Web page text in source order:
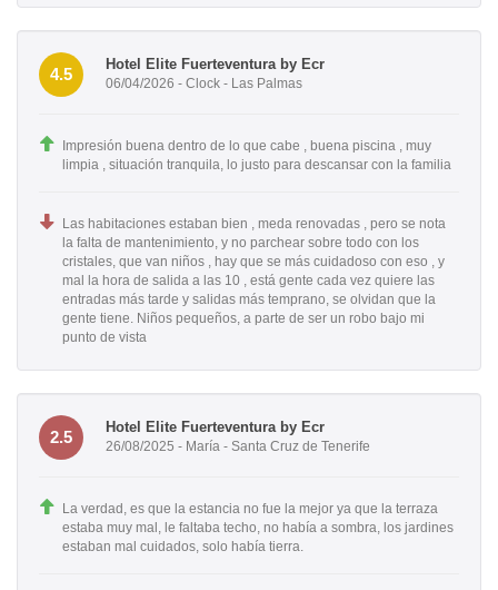
4.5
Hotel Elite Fuerteventura by Ecr
06/04/2026 - Clock - Las Palmas
Impresión buena dentro de lo que cabe , buena piscina , muy
limpia , situación tranquila, lo justo para descansar con la familia
Las habitaciones estaban bien , meda renovadas , pero se nota
la falta de mantenimiento, y no parchear sobre todo con los
cristales, que van niños , hay que se más cuidadoso con eso , y
mal la hora de salida a las 10 , está gente cada vez quiere las
entradas más tarde y salidas más temprano, se olvidan que la
gente tiene. Niños pequeños, a parte de ser un robo bajo mi
punto de vista
2.5
Hotel Elite Fuerteventura by Ecr
26/08/2025 - María - Santa Cruz de Tenerife
La verdad, es que la estancia no fue la mejor ya que la terraza
estaba muy mal, le faltaba techo, no había a sombra, los jardines
estaban mal cuidados, solo había tierra.